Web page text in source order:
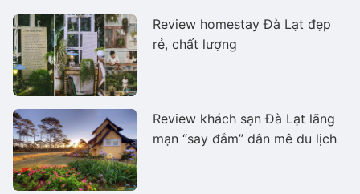
Review homestay Đà Lạt đẹp
rẻ, chất lượng
Review khách sạn Đà Lạt lãng
mạn “say đắm” dân mê du lịch